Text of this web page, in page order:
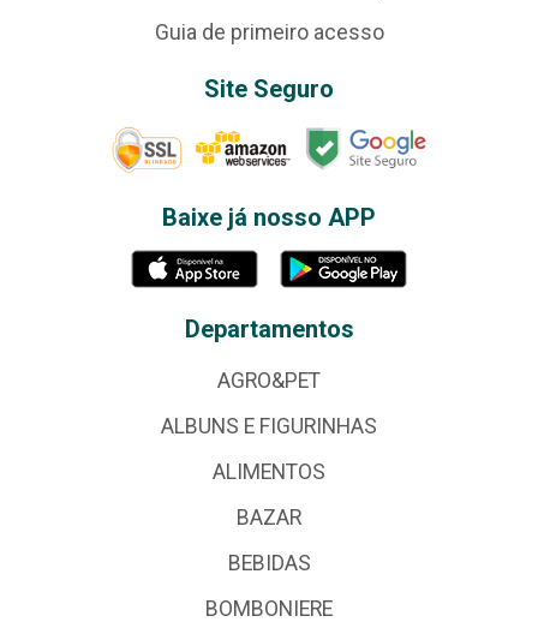
Guia de primeiro acesso
Site Seguro
Baixe já nosso APP
Departamentos
AGRO&PET
ALBUNS E FIGURINHAS
ALIMENTOS
BAZAR
BEBIDAS
BOMBONIERE